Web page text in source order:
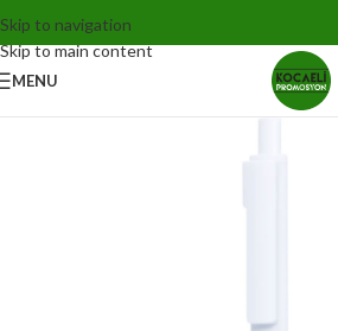
Skip to navigation
Skip to main content
MENU